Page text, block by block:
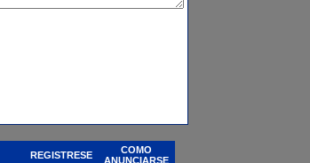
REGISTRESE
COMO
ANUNCIARSE